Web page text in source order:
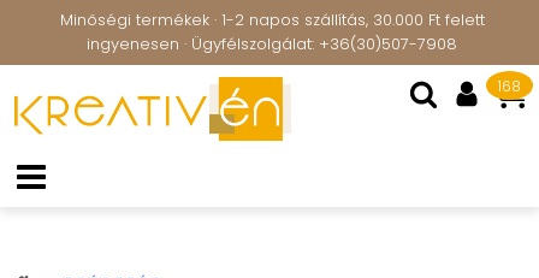
Minőségi termékek · 1-2 napos szállítás, 30.000 Ft felett
ingyenesen · Ügyfélszolgálat: +36(30)507-7908
168